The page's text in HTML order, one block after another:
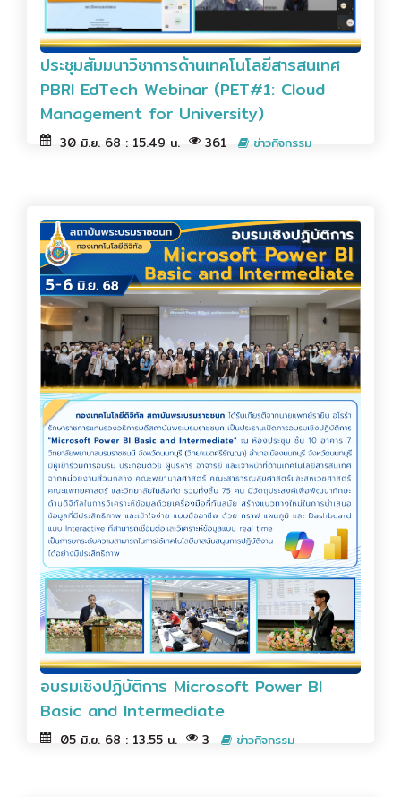
ประชุมสัมมนาวิชาการด้านเทคโนโลยีสารสนเทศ
PBRI EdTech Webinar (PET#1: Cloud
Management for University)
30 มิ.ย. 68 : 15.49 น. 361 ข่าวกิจกรรม
อบรมเชิงปฏิบัติการ Microsoft Power BI
Basic and Intermediate
05 มิ.ย. 68 : 13.55 น. 3 ข่าวกิจกรรม